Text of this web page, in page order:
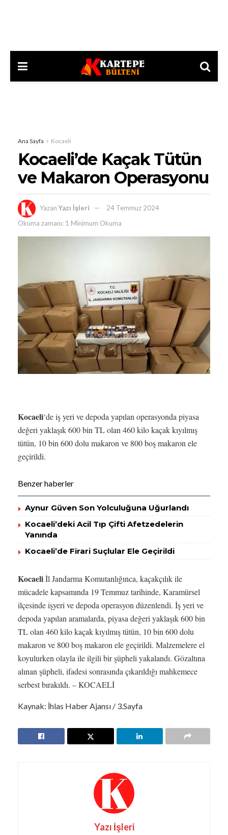
Ana Sayfa Kocaeli
Kocaeli’de Kaçak Tütün
ve Makaron Operasyonu
Yazan Yazı İşleri
24 Temmuz 2024
Okuma zamanı: 1 Minimum Okuma
Kocaeli‘de iş yeri ve depoda yapılan operasyonda piyasa
değeri yaklaşık 600 bin TL olan 460 kilo kaçak kıyılmış
tütün, 10 bin 600 dolu makaron ve 800 boş makaron ele
geçirildi.
Benzer haberler
Aynur Güven Son Yolculuğuna Uğurlandı
Kocaeli’deki Acil Tıp Çifti Afetzedelerin
Yanında
Kocaeli’de Firari Suçlular Ele Geçirildi
Kocaeliİl Jandarma Komutanlığınca, kaçakçılık ile
mücadele kapsamında 19 Temmuz tarihinde, Karamürsel
ilçesinde işyeri ve depoda operasyon düzenlendi. İş yeri ve
depoda yapılan aramalarda, piyasa değeri yaklaşık 600 bin
TL olan 460 kilo kaçak kıyılmış tütün, 10 bin 600 dolu
makaron ve 800 boş makaron ele geçirildi. Malzemelere el
koyulurken olayla ile ilgili bir şüpheli yakalandı. Gözaltına
alınan şüpheli, ifadesi sonrasında çıkarıldığı mahkemece
serbest bırakıldı. – KOCAELİ
Kaynak: İhlas Haber Ajansı / 3.Sayfa
Yazı İşleri